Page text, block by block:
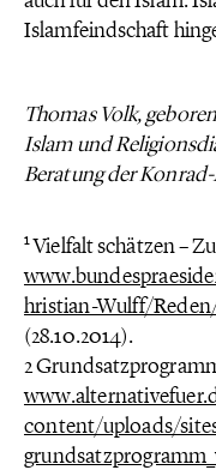
Islamfeindschaft
Thomas Volk,
Islam und
Beratung der
1Vielfalt schätzen –
hristian-Wulff/
(28.10.2014).
2
content/uploads/